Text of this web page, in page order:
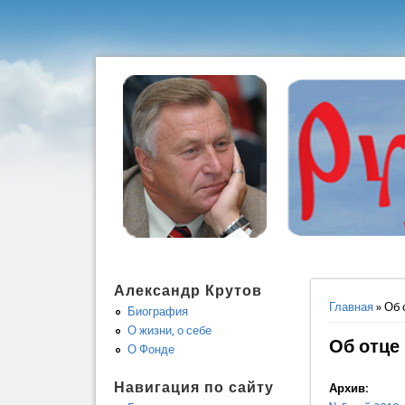
Вы здесь
Главная » Об
Об
Архив:
Александр Крутов
Биография
О жизни, о себе
О Фонде
Навигация по сайту